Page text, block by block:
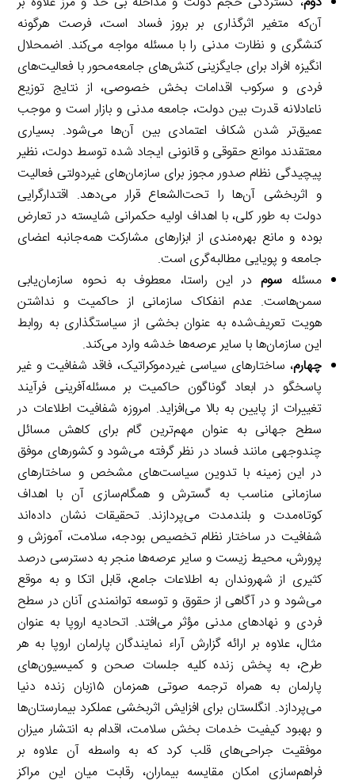
آن‌که متغیر اثرگذاری بر بروز فساد است، فرصت هرگونه
کنشگری و نظارت مدنی را با مسئله مواجه می‌کند. اضمحلال
انگیزه افراد برای جایگزینی کنش‌های جامعه‌محور با فعالیت‌های
فردی و سرکوب اقدامات بخش خصوصی، از نتایج توزیع
ناعادلانه قدرت بین دولت، جامعه مدنی و بازار است و موجب
عمیق‌تر شدن شکاف اعتمادی بین آن‌ها می‌شود. بسیاری
معتقدند موانع حقوقی و قانونی ایجاد شده توسط دولت، نظیر
پیچیدگی نظام صدور مجوز برای سازمان‌های غیردولتی فعالیت
و اثربخشی آن‌ها را تحت‌الشعاع قرار می‌دهد. اقتدارگرایی
دولت به طور کلی، با اهداف اولیه حکمرانی شایسته در تعارض
بوده و مانع بهره‌مندی از ابزارهای مشارکت همه‌جانبه اعضای
جامعه و پویایی مطالبه‌گری است.
مسئله سومدر این راستا، معطوف به نحوه سازمان‌یابی
سمن‌هاست. عدم انفکاک سازمانی از حاکمیت و نداشتن
هویت تعریف‌شده به عنوان بخشی از سیاستگذاری به روابط
این سازمان‌ها با سایر عرصه‌ها خدشه وارد می‌کند.
چهارم، ساختارهای سیاسی غیردموکراتیک، فاقد شفافیت و غیر
پاسخگو در ابعاد گوناگون حاکمیت بر مسئله‌آفرینی فرآیند
تغییرات از پایین به بالا می‌افزاید. امروزه شفافیت اطلاعات در
سطح جهانی به عنوان مهم‌ترین گام برای کاهش مسائل
چندوجهی مانند فساد در نظر گرفته می‌شود و کشورهای موفق
در این زمینه با تدوين سیاست‌های مشخص و ساختارهای
سازمانی مناسب به گسترش و همگام‌سازی آن با اهداف
کوتاه‌مدت و بلندمدت می‌پردازند. تحقیقات نشان داده‌اند
شفافیت در ساختار نظام تخصیص بودجه، سلامت، آموزش و
پرورش، محیط زیست و سایر عرصه‌ها منجر به دسترسی درصد
کثیری از شهروندان به اطلاعات جامع، قابل اتکا و به موقع
می‌شود و در آگاهی از حقوق و توسعه توانمندی آنان در سطح
فردی و نهادهای مدنی مؤثر می‌افتد. اتحادیه اروپا به عنوان
مثال، علاوه بر ارائه گزارش آراء نمایندگان پارلمان اروپا به هر
طرح، به پخش زنده کلیه جلسات صحن و کمیسیون‌های
پارلمان به همراه ترجمه صوتی همزمان ۱۵زبان زنده دنیا
می‌پردازد. انگلستان برای افزایش اثربخشی عملکرد بیمارستان‌ها
و بهبود کیفیت خدمات بخش سلامت، اقدام به انتشار میزان
موفقیت جراحی‌های قلب کرد که به واسطه آن علاوه بر
فراهم‌سازی امکان مقایسه بیماران، رقابت میان این مراکز